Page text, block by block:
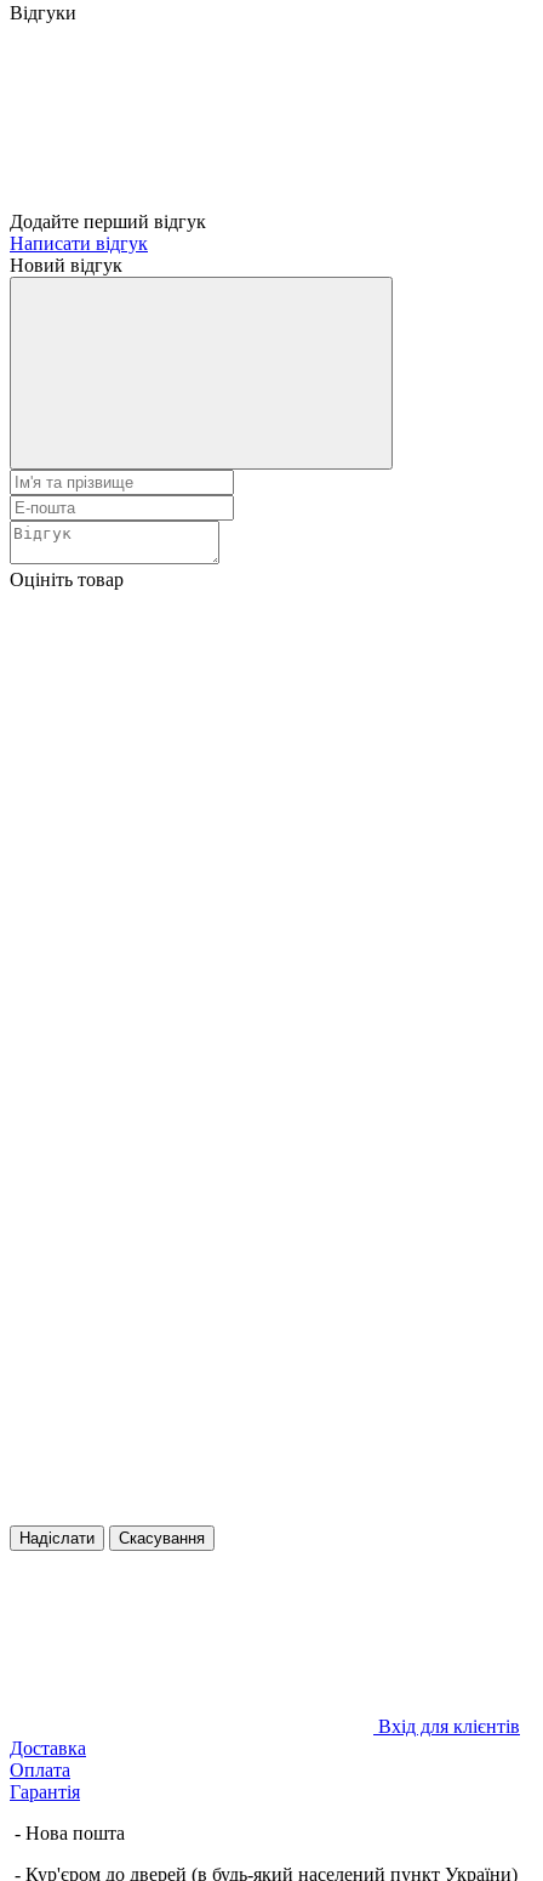
Відгуки
Додайте перший відгук
Написати відгук
Новий відгук
Оцініть товар
Надіслати Скасування
Вхід для клієнтів
Доставка
Оплата
Гарантія
- Нова пошта
- Кур'єром до дверей (в будь-який населений пункт України)